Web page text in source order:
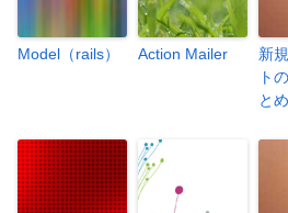
Model（rails） Action Mailer
新
ト
と